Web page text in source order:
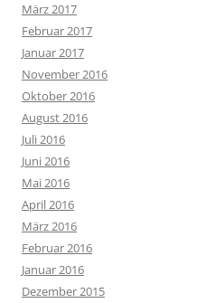
März 2017
Februar 2017
Januar 2017
November 2016
Oktober 2016
August 2016
Juli 2016
Juni 2016
Mai 2016
April 2016
März 2016
Februar 2016
Januar 2016
Dezember 2015